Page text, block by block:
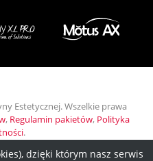
Estetycznej. Wszelkie prawa
, Regulamin pakietów, Polityka
.
Marketing
dzięki którym nasz serwis